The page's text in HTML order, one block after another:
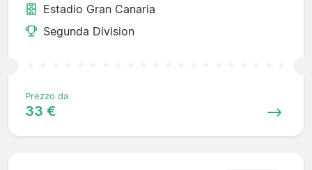
Estadio Gran Canaria
Segunda Division
Prezzo da
33 €